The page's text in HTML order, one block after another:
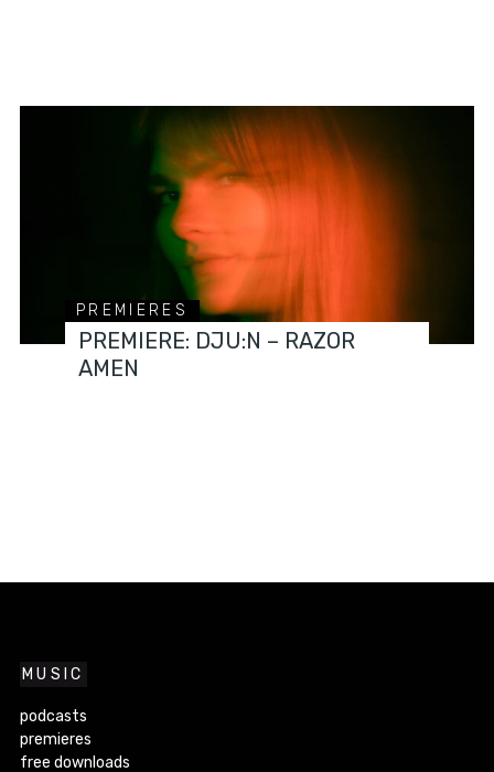
PREMIERES
PREMIERE: DJU:N – RAZOR
AMEN
MUSIC
podcasts
premieres
free downloads